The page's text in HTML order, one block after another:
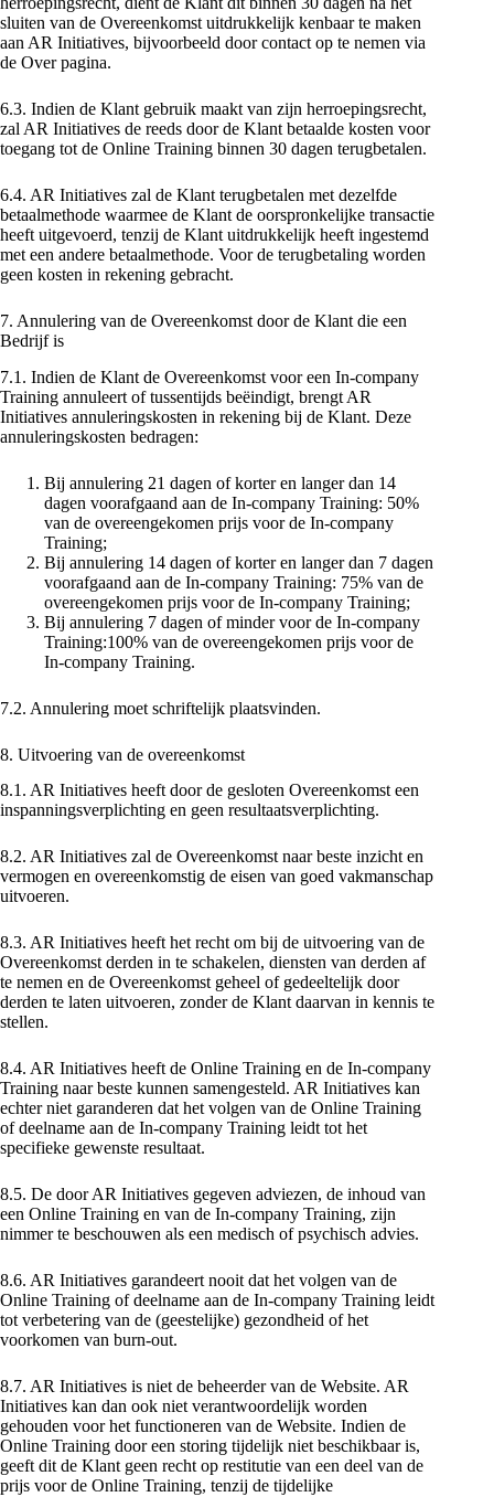
sluiten van de Overeenkomst uitdrukkelijk kenbaar te maken
aan AR Initiatives, bijvoorbeeld door contact op te nemen via
de Over pagina.
6.3. Indien de Klant gebruik maakt van zijn herroepingsrecht,
zal AR Initiatives de reeds door de Klant betaalde kosten voor
toegang tot de Online Training binnen 30 dagen terugbetalen.
6.4. AR Initiatives zal de Klant terugbetalen met dezelfde
betaalmethode waarmee de Klant de oorspronkelijke transactie
heeft uitgevoerd, tenzij de Klant uitdrukkelijk heeft ingestemd
met een andere betaalmethode. Voor de terugbetaling worden
geen kosten in rekening gebracht.
7. Annulering van de Overeenkomst door de Klant die een
Bedrijf is
7.1. Indien de Klant de Overeenkomst voor een In-company
Training annuleert of tussentijds beëindigt, brengt AR
Initiatives annuleringskosten in rekening bij de Klant. Deze
annuleringskosten bedragen:
Bij annulering 21 dagen of korter en langer dan 14
dagen voorafgaand aan de In-company Training: 50%
van de overeengekomen prijs voor de In-company
Training;
Bij annulering 14 dagen of korter en langer dan 7 dagen
voorafgaand aan de In-company Training: 75% van de
overeengekomen prijs voor de In-company Training;
Bij annulering 7 dagen of minder voor de In-company
Training:100% van de overeengekomen prijs voor de
In-company Training.
7.2. Annulering moet schriftelijk plaatsvinden.
8. Uitvoering van de overeenkomst
8.1. AR Initiatives heeft door de gesloten Overeenkomst een
inspanningsverplichting en geen resultaatsverplichting.
8.2. AR Initiatives zal de Overeenkomst naar beste inzicht en
vermogen en overeenkomstig de eisen van goed vakmanschap
uitvoeren.
8.3. AR Initiatives heeft het recht om bij de uitvoering van de
Overeenkomst derden in te schakelen, diensten van derden af
te nemen en de Overeenkomst geheel of gedeeltelijk door
derden te laten uitvoeren, zonder de Klant daarvan in kennis te
stellen.
8.4. AR Initiatives heeft de Online Training en de In-company
Training naar beste kunnen samengesteld. AR Initiatives kan
echter niet garanderen dat het volgen van de Online Training
of deelname aan de In-company Training leidt tot het
specifieke gewenste resultaat.
8.5. De door AR Initiatives gegeven adviezen, de inhoud van
een Online Training en van de In-company Training, zijn
nimmer te beschouwen als een medisch of psychisch advies.
8.6. AR Initiatives garandeert nooit dat het volgen van de
Online Training of deelname aan de In-company Training leidt
tot verbetering van de (geestelijke) gezondheid of het
voorkomen van burn-out.
8.7. AR Initiatives is niet de beheerder van de Website. AR
Initiatives kan dan ook niet verantwoordelijk worden
gehouden voor het functioneren van de Website. Indien de
Online Training door een storing tijdelijk niet beschikbaar is,
geeft dit de Klant geen recht op restitutie van een deel van de
prijs voor de Online Training, tenzij de tijdelijke